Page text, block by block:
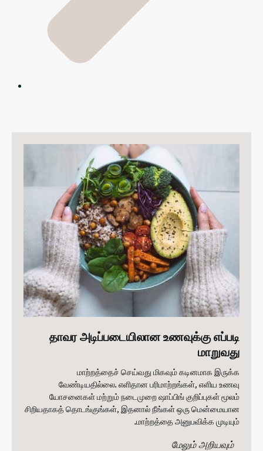
தாவர அடிப்படையிலான உணவுக்கு எப்படி
மாறுவது
மாற்றத்தைச் செய்வது மிகவும் கடினமாக இருக்க
வேண்டியதில்லை. எளிதான பரிமாற்றங்கள், எளிய உணவு
யோசனைகள் மற்றும் நடைமுறை ஷாப்பிங் குறிப்புகள் மூலம்
சிறியதாகத் தொடங்குங்கள், இதனால் நீங்கள் ஒரு மென்மையான
மாற்றத்தை அனுபவிக்க முடியும்.
மேலும் அறியவும்